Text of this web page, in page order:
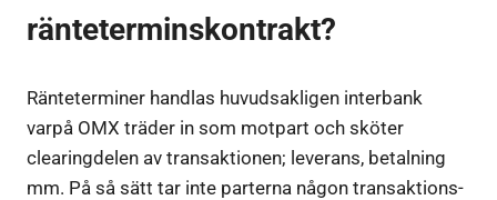
ränteterminskontrakt?
Ränteterminer handlas huvudsakligen interbank
varpå OMX träder in som motpart och sköter
clearingdelen av transaktionen; leverans, betalning
mm. På så sätt tar inte parterna någon transaktions-